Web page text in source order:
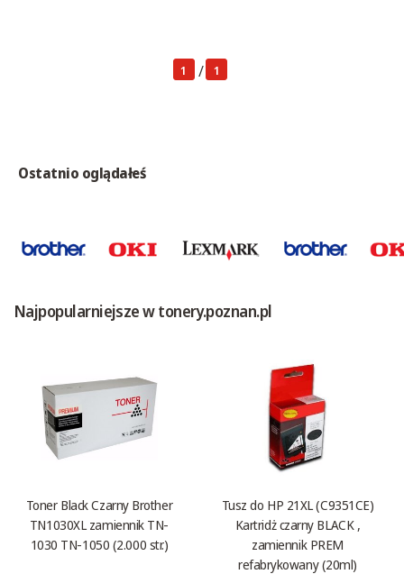
1 / 1
Ostatnio oglądałeś
Najpopularniejsze w tonery.poznan.pl
Toner Black Czarny Brother
TN1030XL zamiennik TN-
1030 TN-1050 (2.000 str.)
Tusz do HP 21XL (C9351CE)
Kartridż czarny BLACK ,
zamiennik PREM
refabrykowany (20ml)